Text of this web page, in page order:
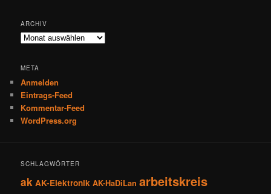
ARCHIV
Archiv
META
Anmelden
Eintrags-Feed
Kommentar-Feed
WordPress.org
SCHLAGWÖRTER
ak AK-Elektronik AK-HaDiLan arbeitskreis